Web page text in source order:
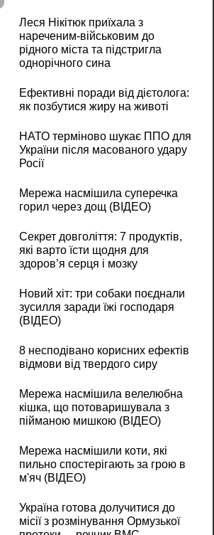
Леся Нікітюк приїхала з
нареченим-військовим до
рідного міста та підстригла
однорічного сина
Ефективні поради від дієтолога:
як позбутися жиру на животі
НАТО терміново шукає ППО для
України після масованого удару
Росії
Мережа насмішила суперечка
горил через дощ (ВІДЕО)
Секрет довголіття: 7 продуктів,
які варто їсти щодня для
здоров’я серця і мозку
Новий хіт: три собаки поєднали
зусилля заради їжі господаря
(ВІДЕО)
8 несподівано корисних ефектів
відмови від твердого сиру
Мережа насмішила велелюбна
кішка, що потоваришувала з
пійманою мишкою (ВІДЕО)
Мережа насмішили коти, які
пильно спостерігають за грою в
м'яч (ВІДЕО)
Україна готова долучитися до
місії з розмінування Ормузької